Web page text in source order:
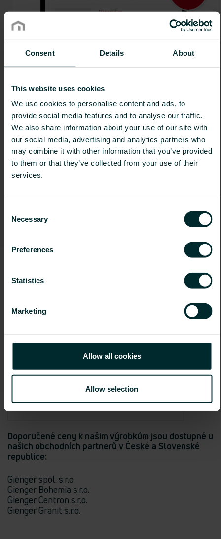
Consent Details About
This website uses cookies
We use cookies to personalise content and ads, to
provide social media features and to analyse our traffic.
We also share information about your use of our site with
our social media, advertising and analytics partners who
may combine it with other information that you’ve provided
to them or that they’ve collected from your use of their
services.
Selection
Necessary
Preferences
Statistics
Marketing
Allow all cookies
Allow selection
Nový přepočet výkonů
Otestujte nyní náš nový přepočet výkonů
Doporučené ceny k našim výrobkům jsou dostupné u
našich obchodních partnerů v České a Slovenské
republice:
Gienger spol. s.r.o.
Gienger Bohemia s.r.o.
Gienger Centron s.r.o.
Gienger Granit s.r.o.